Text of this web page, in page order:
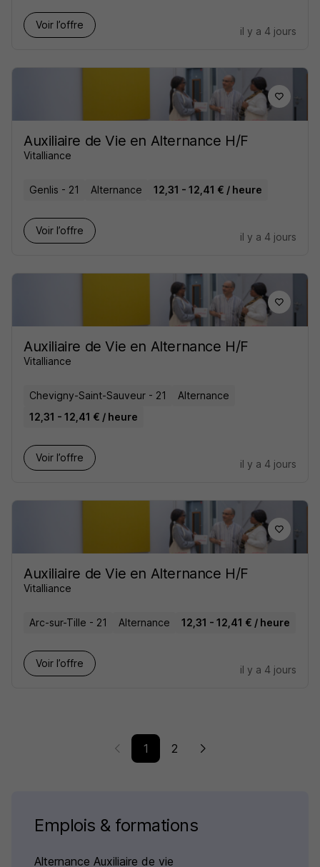
Voir l’offre
il y a 4 jours
Auxiliaire de Vie en Alternance H/F
Vitalliance
Genlis - 21 Alternance 12,31 - 12,41 € / heure
Voir l’offre
il y a 4 jours
Auxiliaire de Vie en Alternance H/F
Vitalliance
Chevigny-Saint-Sauveur - 21
Alternance
12,31 - 12,41 € / heure
Voir l’offre
il y a 4 jours
Auxiliaire de Vie en Alternance H/F
Vitalliance
Arc-sur-Tille - 21 Alternance 12,31 - 12,41 € / heure
Voir l’offre
il y a 4 jours
1 2
Emplois & formations
Alternance Auxiliaire de vie